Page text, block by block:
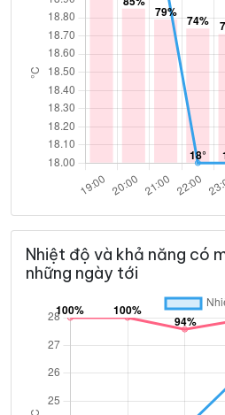
Nhiệt độ và khả năng có
những ngày tới